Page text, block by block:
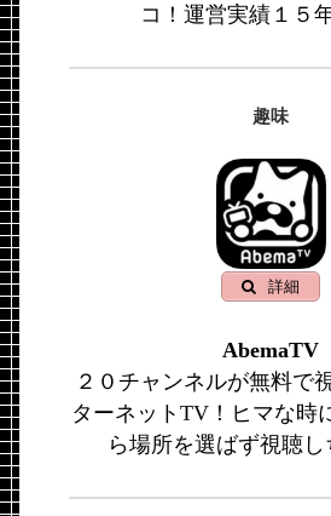
コ！運営実績１５
趣味
詳細
AbemaTV
２０チャンネルが無料で
ターネットTV！ヒマな時
ら場所を選ばず視聴し